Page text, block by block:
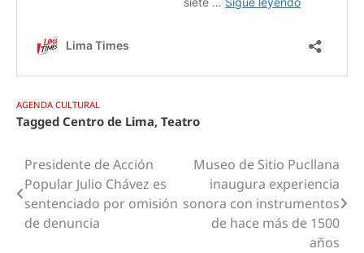
AGENDA CULTURAL
Tagged Centro de Lima, Teatro
Navegación
de
entradas
Presidente de Acción
Popular Julio Chávez es
sentenciado por omisión
de denuncia
Museo de Sitio Pucllana
inaugura experiencia
sonora con instrumentos
de hace más de 1500
años